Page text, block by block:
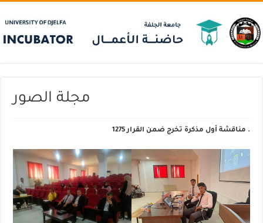
مجلة الصور
مناقشة أول مذكرة تخرج ضمن القرار 1275 .